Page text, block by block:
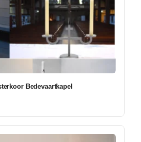
Bedevaartkapel